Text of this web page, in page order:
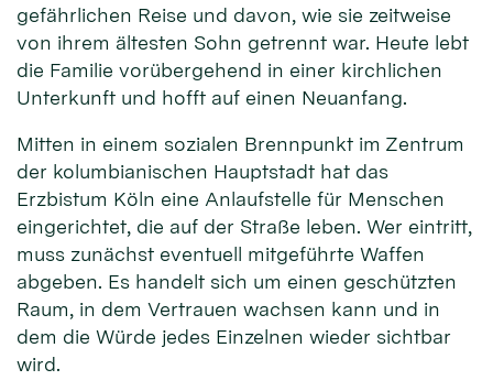
gefährlichen Reise und davon, wie sie zeitweise
von ihrem ältesten Sohn getrennt war. Heute lebt
die Familie vorübergehend in einer kirchlichen
Unterkunft und hofft auf einen Neuanfang.
Mitten in einem sozialen Brennpunkt im Zentrum
der kolumbianischen Hauptstadt hat das
Erzbistum Köln eine Anlaufstelle für Menschen
eingerichtet, die auf der Straße leben. Wer eintritt,
muss zunächst eventuell mitgeführte Waffen
abgeben. Es handelt sich um einen geschützten
Raum, in dem Vertrauen wachsen kann und in
dem die Würde jedes Einzelnen wieder sichtbar
wird.